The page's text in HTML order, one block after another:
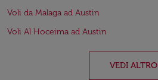
Voli da Malaga ad Austin
Voli Al Hoceima ad Austin
VEDI ALTRO